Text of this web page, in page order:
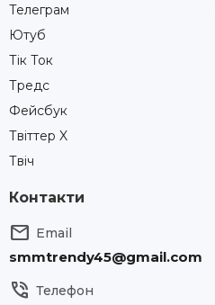
Телеграм
Ютуб
Тік Ток
Тредс
Фейсбук
Твіттер X
Твіч
Контакти
 Email
smmtrendy45@gmail.com
 Телефон